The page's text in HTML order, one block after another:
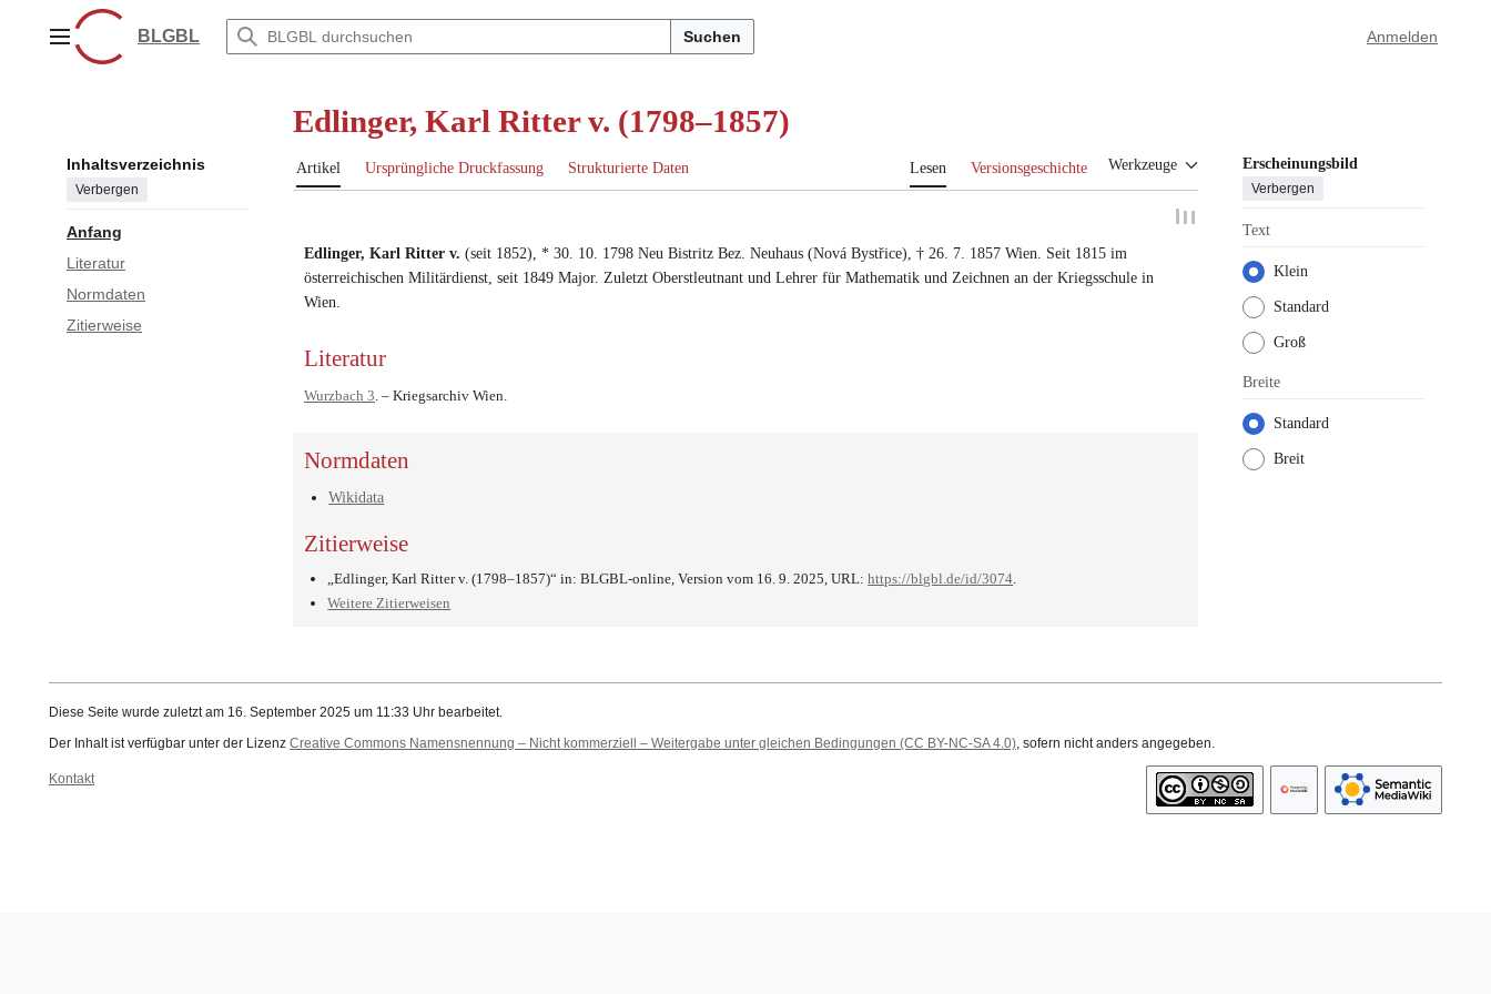
springenHauptmenüBLGBL Suchen Anmelden
Inhaltsverzeichnis
Verbergen
Anfang
Literatur
Normdaten
Zitierweise
Edlinger, Karl Ritter v. (1798–1857)
Artikel Ursprüngliche Druckfassung Strukturierte Daten Lesen Versionsgeschichte Werkzeuge Erscheinungsbild
Verbergen
Text
Klein
Standard
Groß
Breite
Standard
Breit
Edlinger, Karl Ritter v. (seit 1852), * 30. 10. 1798 Neu Bistritz Bez. Neuhaus (Nová Bystřice), † 26. 7. 1857 Wien. Seit 1815 im
österreichischen Militärdienst, seit 1849 Major. Zuletzt Oberstleutnant und Lehrer für Mathematik und Zeichnen an der Kriegsschule in
Wien.
Literatur
Wurzbach 3. – Kriegsarchiv Wien.
Normdaten
Wikidata
Zitierweise
„Edlinger, Karl Ritter v. (1798–1857)“ in: BLGBL-online, Version vom 16. 9. 2025, URL:https://blgbl.de/id/3074.
Weitere Zitierweisen
Diese Seite wurde zuletzt am 16. September 2025 um 11:33 Uhr bearbeitet.
Der Inhalt ist verfügbar unter der Lizenz Creative Commons Namensnennung – Nicht kommerziell – Weitergabe unter gleichen Bedingungen (CC BY-NC-SA 4.0), sofern nicht anders angegeben.
Kontakt